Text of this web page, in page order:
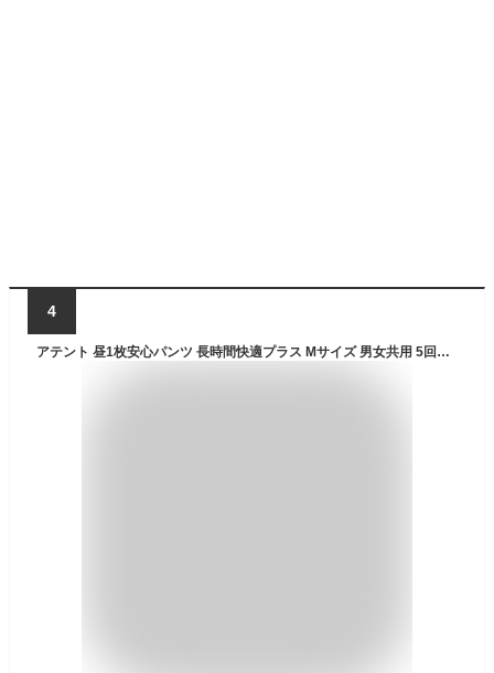
4
アテント 昼1枚安心パンツ 長時間快適プラス Mサイズ 男女共用 5回吸収 24枚 【介助があれば立てる・座れる方】 【大容量】